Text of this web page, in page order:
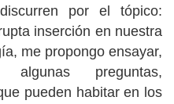
por el tópico:
inserción en nuestra
me propongo ensayar,
preguntas,
pueden habitar en los